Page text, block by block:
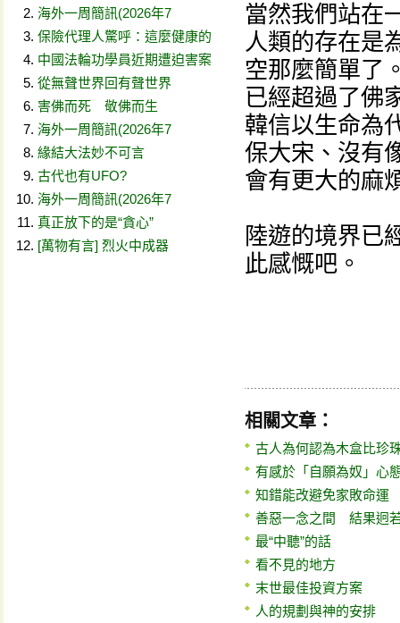
海外一周簡訊(2026年7
保險代理人驚呼：這麼健康的
中國法輪功學員近期遭迫害案
從無聲世界回有聲世界
害佛而死 敬佛而生
海外一周簡訊(2026年7
緣結大法妙不可言
古代也有UFO?
海外一周簡訊(2026年7
真正放下的是“貪心”
[萬物有言] 烈火中成器
當然我們站在
人類的存在是
空那麼簡單了
已經超過了佛
韓信以生命為
保大宋、沒有
會有更大的麻
陸遊的境界已
此感慨吧。
相關文章：
古人為何認為木盒比珍
有感於「自願為奴」心
知錯能改避免家敗命運
善惡一念之間 結果迥
最“中聽”的話
看不見的地方
末世最佳投資方案
人的規劃與神的安排